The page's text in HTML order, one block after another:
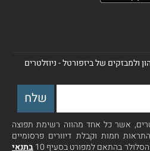
ולמבזקים של ביזפורטל - ניוזלטרים
אשר כל אחד מהווה רשימת תפוצה
חמות וקבלת דיוורים פרסומיים
בהתאם למפורט בסעיף 10
בתנאי